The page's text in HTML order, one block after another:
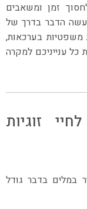
זמן ומשאבים
הדבר בדרך של
משפטיות בערכאות,
ענייניכם למקרה
זוגיות
במלים בדבר גודל